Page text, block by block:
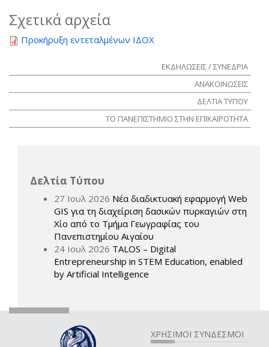
Σχετικά αρχεία
Προκήρυξη εντεταλμένων ΙΔΟΧ
ΕΚΔΗΛΩΣΕΙΣ / ΣΥΝΕΔΡΙΑ
ΑΝΑΚΟΙΝΩΣΕΙΣ
ΔΕΛΤΙΑ ΤΥΠΟΥ
ΤΟ ΠΑΝΕΠΙΣΤΗΜΙΟ ΣΤΗΝ ΕΠΙΚΑΙΡΟΤΗΤΑ
Δελτία Τύπου
27 Ιουλ 2026 Νέα διαδικτυακή εφαρμογή Web
GIS για τη διαχείριση δασικών πυρκαγιών στη
Χίο από το Τμήμα Γεωγραφίας του
Πανεπιστημίου Αιγαίου
24 Ιουλ 2026 TALOS – Digital
Entrepreneurship in STEM Education, enabled
by Artificial Intelligence
ΧΡΗΣΙΜΟΙ ΣΥΝΔΕΣΜΟΙ